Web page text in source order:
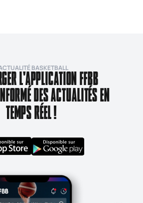
BASKETBALL
L'APPLICATION FFBB
DES ACTUALITÉS EN
TEMPS RÉEL !